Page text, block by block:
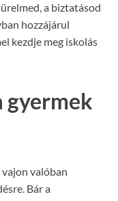
a biztatásod
hozzájárul
kezdje meg iskolás
gyermek
vajon valóban
Bár a